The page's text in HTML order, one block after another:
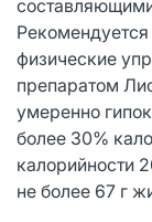
физические
препаратом
умеренно
более 30%
калорийности
не более 67 г